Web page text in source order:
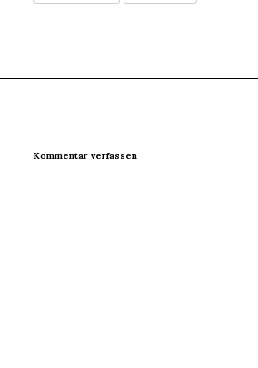
Kommentar verfassen